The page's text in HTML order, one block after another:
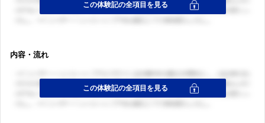
内容・流れ